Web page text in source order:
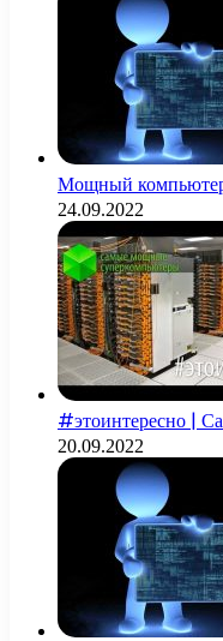
Мощный
24.09.2022
#этоинтересно |
20.09.2022